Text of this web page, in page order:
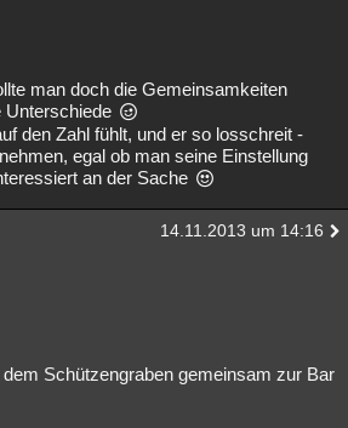
man doch die Gemeinsamkeiten
Unterschiede
den Zahl fühlt, und er so losschreit -
egal ob man seine Einstellung
an der Sache
14.11.2013 um 14:16
Schützengraben gemeinsam zur Bar